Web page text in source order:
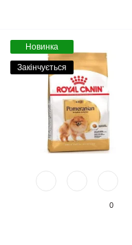
Новинка
Закінчується
0